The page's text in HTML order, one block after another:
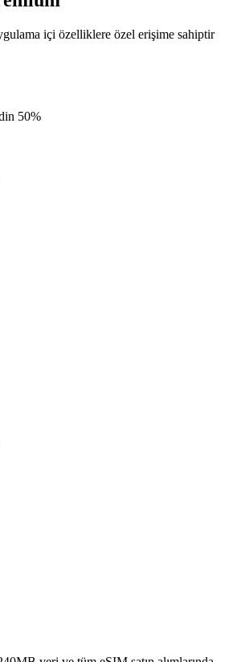
içi özelliklere özel erişime sahiptir
50%